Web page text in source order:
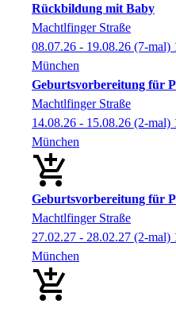
Rückbildung mit Baby
Machtlfinger Straße
08.07.26 - 19.08.26 (7-mal)
München
Geburtsvorbereitung für
Machtlfinger Straße
14.08.26 - 15.08.26 (2-mal)
München
Geburtsvorbereitung für
Machtlfinger Straße
27.02.27 - 28.02.27 (2-mal)
München